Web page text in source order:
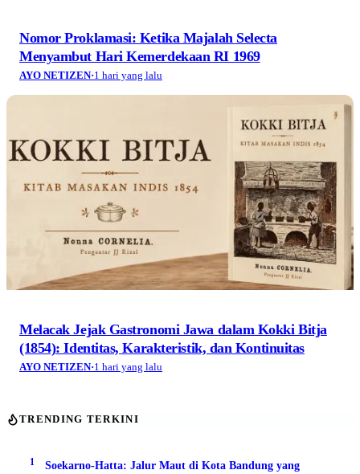
Nomor Proklamasi: Ketika Majalah Selecta
Menyambut Hari Kemerdekaan RI 1969
AYO NETIZEN·1 hari yang lalu
Melacak Jejak Gastronomi Jawa dalam Kokki Bitja
(1854): Identitas, Karakteristik, dan Kontinuitas
AYO NETIZEN·1 hari yang lalu
TRENDING TERKINI
1
Soekarno-Hatta: Jalur Maut di Kota Bandung yang